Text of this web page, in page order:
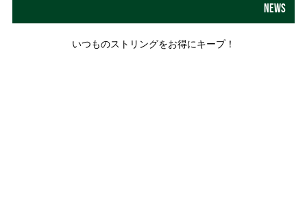
NEWS
いつものストリングをお得にキープ！